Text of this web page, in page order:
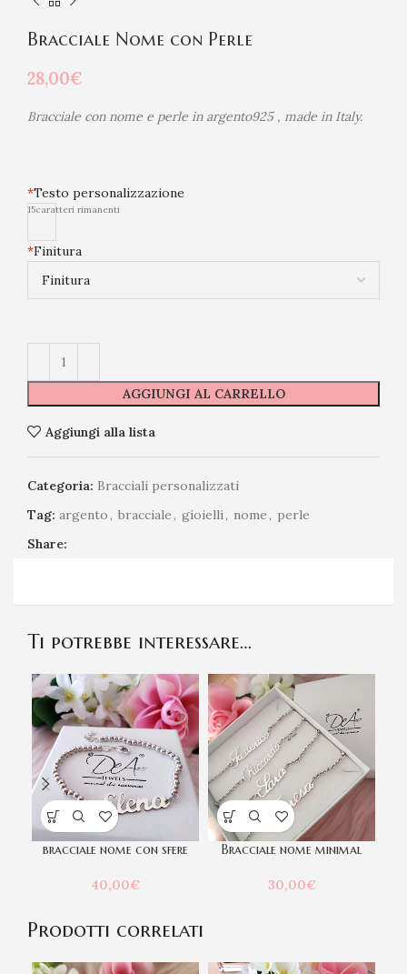
Bracciale Nome con Perle
28,00€
Bracciale con nome e perle in argento925 , made in Italy.
*Testo personalizzazione
15caratteri rimanenti
*Finitura
AGGIUNGI AL CARRELLO
Aggiungi alla lista
Categoria: Bracciali personalizzati
Tag: argento, bracciale, gioielli, nome, perle
Share:
Ti potrebbe interessare…
bracciale nome con sfere
40,00€
Bracciale nome minimal
30,00€
Prodotti correlati